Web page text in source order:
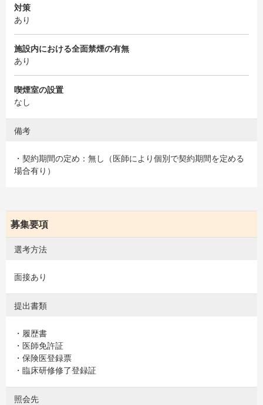
対策
あり
施設内における全面禁煙の有無
あり
喫煙室の設置
なし
備考
・契約期間の定め：無し（医師により個別で契約期間を定める
場合有り）
募集要項
選考方法
面接あり
提出書類
・履歴書
・医師免許証
・保険医登録票
・臨床研修修了登録証
照会先